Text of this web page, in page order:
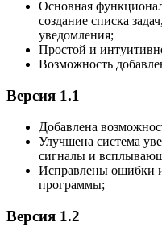
Основная
создание списка
уведомления;
Простой и
Возможность
Версия 1.1
Добавлена
Улучшена система
сигналы и
Исправлены ошибки
программы;
Версия 1.2